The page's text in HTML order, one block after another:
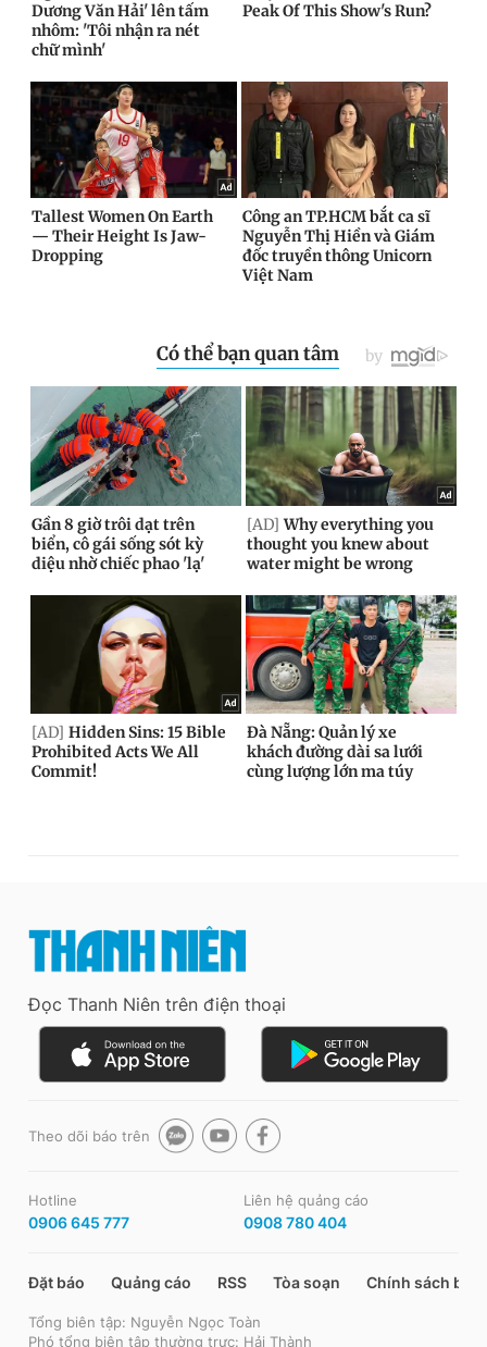
Đọc Thanh Niên trên điện thoại
Theo dõi báo trên
Hotline
0906 645 777
Liên hệ quảng cáo
0908 780 404
Đặt báo Quảng cáo RSS Tòa soạn Chính sách bảo
Tổng biên tập: Nguyễn Ngọc Toàn
Phó tổng biên tập thường trực: Hải Thành